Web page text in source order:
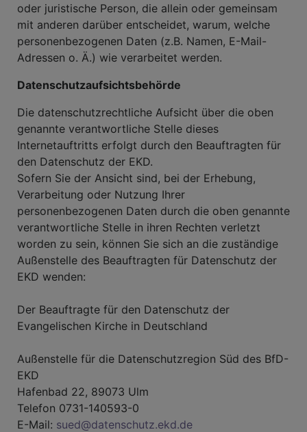
oder juristische Person, die allein oder gemeinsam
mit anderen darüber entscheidet, warum, welche
personenbezogenen Daten (z.B. Namen, E-Mail-
Adressen o. Ä.) wie verarbeitet werden.
Datenschutzaufsichtsbehörde
Die datenschutzrechtliche Aufsicht über die oben
genannte verantwortliche Stelle dieses
Internetauftritts erfolgt durch den Beauftragten für
den Datenschutz der EKD.
Sofern Sie der Ansicht sind, bei der Erhebung,
Verarbeitung oder Nutzung Ihrer
personenbezogenen Daten durch die oben genannte
verantwortliche Stelle in ihren Rechten verletzt
worden zu sein, können Sie sich an die zuständige
Außenstelle des Beauftragten für Datenschutz der
EKD wenden:
Der Beauftragte für den Datenschutz der
Evangelischen Kirche in Deutschland
Außenstelle für die Datenschutzregion Süd des BfD-
EKD
Hafenbad 22, 89073 Ulm
Telefon 0731-140593-0
E-Mail: sued@datenschutz.ekd.de